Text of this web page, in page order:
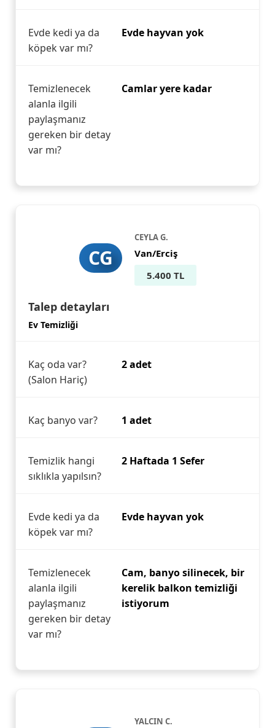
Evde kedi ya da
köpek var mı?
Evde hayvan yok
Temizlenecek
alanla ilgili
paylaşmanız
gereken bir detay
var mı?
Camlar yere kadar
CG
CEYLA G.
Van/Erciş
5.400 TL
Talep detayları
Ev Temizliği
Kaç oda var?
(Salon Hariç)
2 adet
Kaç banyo var? 1 adet
Temizlik hangi
sıklıkla yapılsın?
2 Haftada 1 Sefer
Evde kedi ya da
köpek var mı?
Evde hayvan yok
Temizlenecek
alanla ilgili
paylaşmanız
gereken bir detay
var mı?
Cam, banyo silinecek, bir
kerelik balkon temizliği
istiyorum
YALCIN C.